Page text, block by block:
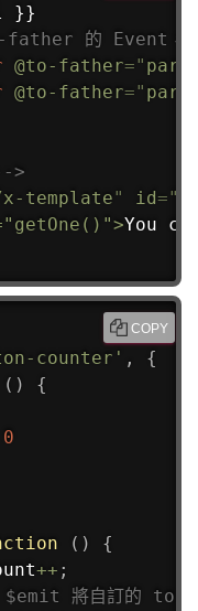
}}
的 Event，內
@to-father="
@to-father="
>
template" id="
"getOne()">You
counter' ,
{
( )
{
0
( )
{
++ ;
將自訂的 to-
COPY